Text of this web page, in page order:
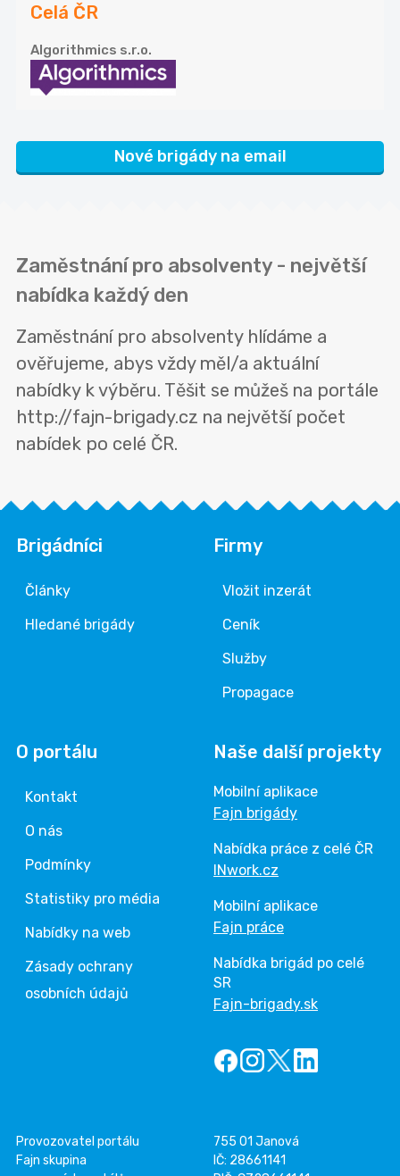
Celá ČR
Algorithmics s.r.o.
Nové brigády na email
Zaměstnání pro absolventy - největší
nabídka každý den
Zaměstnání pro absolventy hlídáme a
ověřujeme, abys vždy měl/a aktuální
nabídky k výběru. Těšit se můžeš na portále
http://fajn-brigady.cz na největší počet
nabídek po celé ČR.
Brigádníci
Články
Hledané brigády
Firmy
Vložit inzerát
Ceník
Služby
Propagace
O portálu
Kontakt
O nás
Podmínky
Statistiky pro média
Nabídky na web
Zásady ochrany
osobních údajů
Naše další projekty
Mobilní aplikace
Fajn brigády
Nabídka práce z celé ČR
INwork.cz
Mobilní aplikace
Fajn práce
Nabídka brigád po celé
SR
Fajn-brigady.sk
Provozovatel portálu
Fajn skupina
755 01 Janová
IČ: 28661141